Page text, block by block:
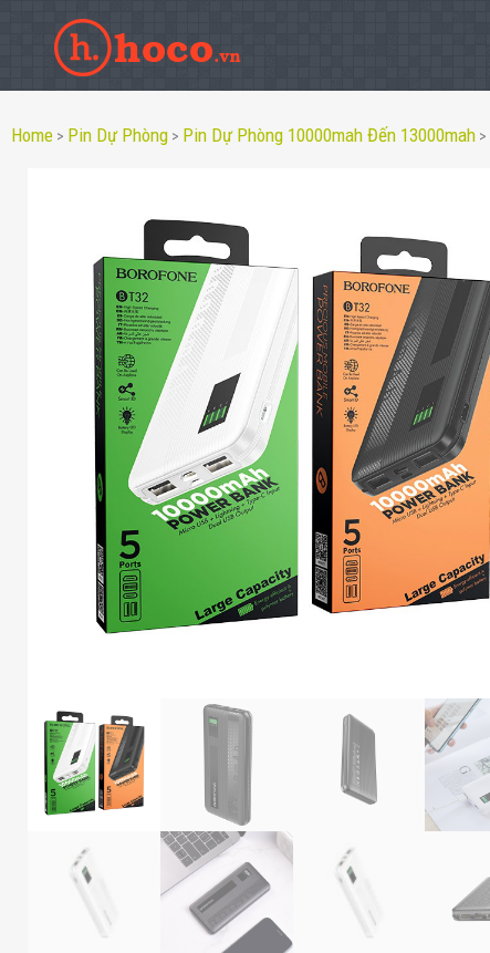
Home > Pin Dự Phòng > Pin Dự Phòng 10000mah Đến 13000mah >